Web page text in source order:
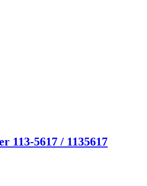
113-5617 / 1135617